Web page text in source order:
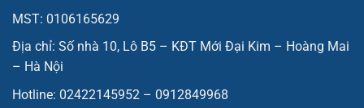
MST: 0106165629
Địa chỉ: Số nhà 10, Lô B5 – KĐT Mới Đại Kim – Hoàng Mai
– Hà Nội
Hotline: 02422145952 – 0912849968